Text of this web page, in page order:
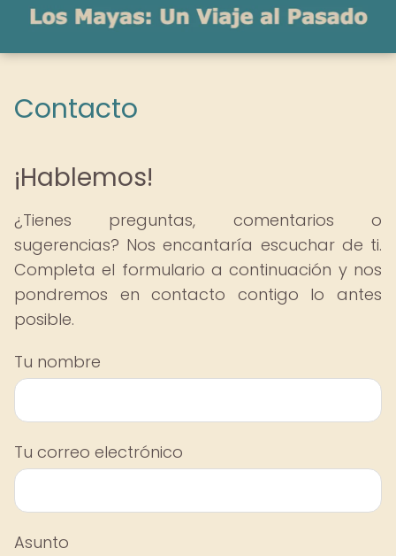
Contacto
¡Hablemos!
¿Tienes preguntas, comentarios o
sugerencias? Nos encantaría escuchar de ti.
Completa el formulario a continuación y nos
pondremos en contacto contigo lo antes
posible.
Tu nombre
Tu correo electrónico
Asunto